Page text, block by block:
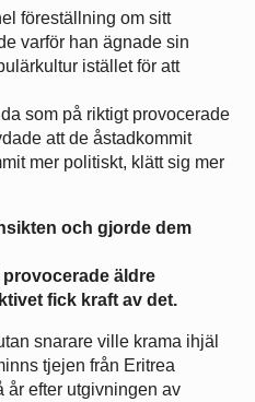
föreställning om sitt
varför han ägnade sin
istället för att
som på riktigt provocerade
att de åstadkommit
mer politiskt, klätt sig mer
och gjorde dem
äldre
fick kraft av det.
snarare ville krama ihjäl
tjejen från Eritrea
år efter utgivningen av